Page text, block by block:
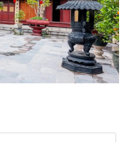
địa bàn phường Trần Hưng
thủ tục hành chính mới ban
thủ tục hành chính ban hành